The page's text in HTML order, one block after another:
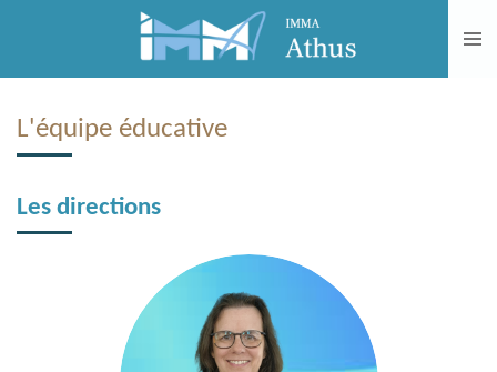
principal
L'équipe éducative
Les directions